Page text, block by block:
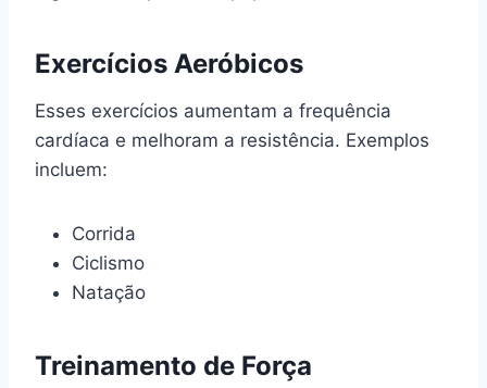
Exercícios Aeróbicos
Esses exercícios aumentam a frequência
cardíaca e melhoram a resistência. Exemplos
incluem:
Corrida
Ciclismo
Natação
Treinamento de Força